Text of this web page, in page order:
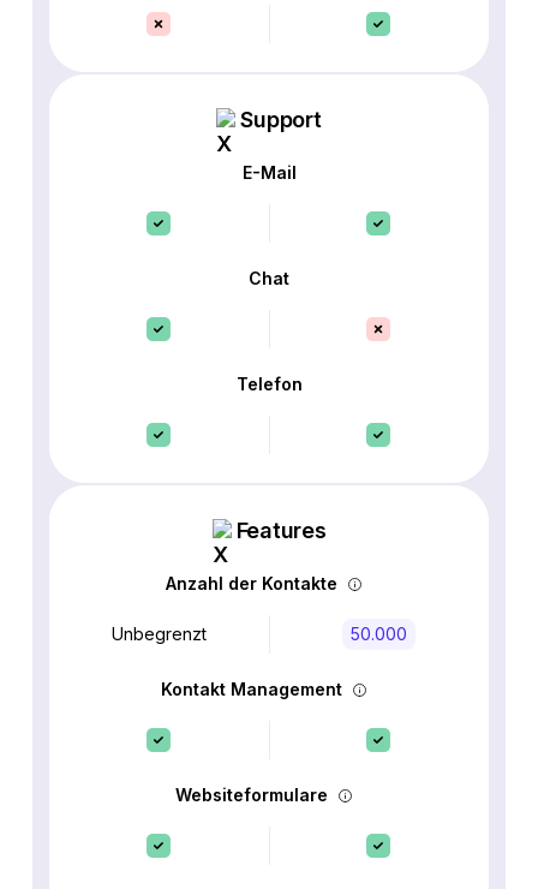
Support
E-Mail
Chat
Telefon
Features
Anzahl der Kontakte
Unbegrenzt 50.000
Kontakt Management
Websiteformulare